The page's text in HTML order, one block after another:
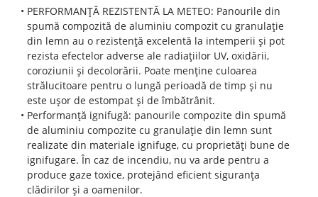
PERFORMANȚĂ REZISTENTĂ LA METEO: Panourile din
spumă compozită de aluminiu compozit cu granulație
din lemn au o rezistență excelentă la intemperii și pot
rezista efectelor adverse ale radiațiilor UV, oxidării,
coroziunii și decolorării. Poate menține culoarea
strălucitoare pentru o lungă perioadă de timp și nu
este ușor de estompat și de îmbătrânit.
Performanță ignifugă: panourile compozite din spumă
de aluminiu compozite cu granulație din lemn sunt
realizate din materiale ignifuge, cu proprietăți bune de
ignifugare. În caz de incendiu, nu va arde pentru a
produce gaze toxice, protejând eficient siguranța
clădirilor și a oamenilor.